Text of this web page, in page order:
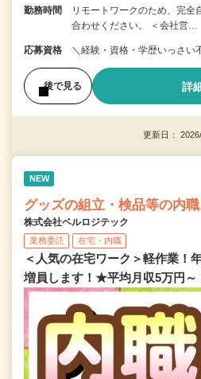
勤務時間
リモートワークのため、完全
合わせください。 ＜会社営…
応募資格 ＼経験・資格・学歴いっさい
後で見る 詳
更新日：
NEW
グッズの組立・検品等の内
株式会社ベルロジテック
業務委託 在宅・内職
＜人気の在宅ワーク＞軽作業！
増員します！★平均月収5万円～